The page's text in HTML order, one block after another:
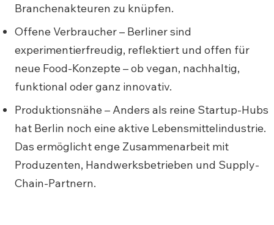
Branchenakteuren zu knüpfen.
Offene Verbraucher – Berliner sind
experimentierfreudig, reflektiert und offen für
neue Food-Konzepte – ob vegan, nachhaltig,
funktional oder ganz innovativ.
Produktionsnähe – Anders als reine Startup-Hubs
hat Berlin noch eine aktive Lebensmittelindustrie.
Das ermöglicht enge Zusammenarbeit mit
Produzenten, Handwerksbetrieben und Supply-
Chain-Partnern.